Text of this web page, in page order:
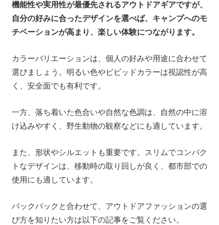
機能性や実用性が最優先されるアウトドアギアですが、
自分の好みに合ったデザインを選べば、キャンプへのモ
チベーションが高まり、楽しい体験につながります。
カラーバリエーションは、個人の好みや用途に合わせて
選びましょう。明るい色やビビッドカラーは視認性が高
く、安全面でも有利です。
一方、落ち着いた色合いや自然な色調は、自然の中に溶
け込みやすく、野生動物の観察などにも適しています。
また、形状やシルエットも重要です。スリムでコンパク
トなデザインは、移動時の取り回しが良く、都市部での
使用にも適しています。
バックパックと合わせて、アウトドアファッションの選
び方を知りたい方は以下の記事をご覧ください。